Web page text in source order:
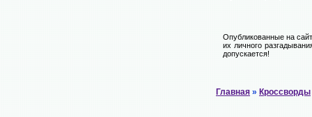
Опубликованные на
их личного
допускается!
Главная » Кроссворды